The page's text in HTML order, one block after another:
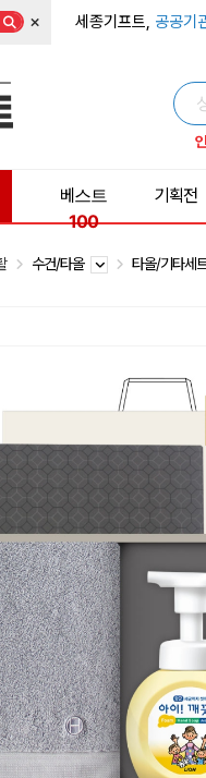
× 세종기프트, 공공기
베스트
100
기획전
수건/타올 타올/기타세